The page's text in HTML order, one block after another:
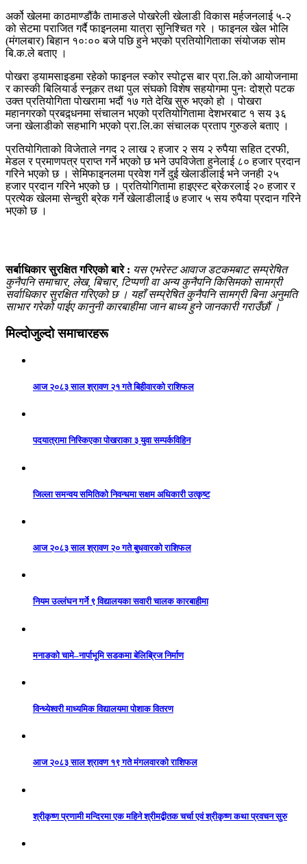
अर्को खेलमा काठमाण्डौंकै तामाङले पोखरेली खेलाडी विकास मर्हजनलाई ५-२
को सेटमा पराजित गर्दै फाइनलमा यात्रा सुनिश्चित गरे । फाइनल खेल भोलि
(मंगलबार) बिहान १०ः०० बजे पछि हुने भएको प्रतियोगिताका संयोजक सोम
बि.क.ले बताए ।
पोखरा ड्यामसाइडमा रहेको फाइनल स्कोर स्पोट्र्स बार प्रा.लि.को आयोजनामा
र कास्की बिलियार्ड स्नूकर तथा पुल संघको विशेष सहयोगमा पुनः दोश्रो पटक
उक्त प्रतियोगिता पोखरामा भदौं १७ गते देखि सुरु भएको हो । पोखरा
महानगरको प्रबद्र्धनमा संचालन भएको प्रतियोगितामा देशभरबाट १ सय ३६
जना खेलाडीको सहभागि भएको प्रा.लि.का संचालक प्रताप गुरुङले बताए ।
प्रतियोगिताको विजेताले नगद २ लाख २ हजार २ सय २ रुपैया सहित ट्रफी,
मेडल र प्रमाणपत्र प्राप्त गर्ने भएको छ भने उपविजेता हुनेलाई ८० हजार प्रदान
गरिने भएको छ । सेमिफाइनलमा प्रवेश गर्ने दुई खेलाडीलाई भने जनही २५
हजार प्रदान गरिने भएको छ । प्रतियोगितामा हाइएस्ट ब्रेकरलाई २० हजार र
प्रत्येक खेलमा सेन्चुरी ब्रेक गर्ने खेलाडीलाई ७ हजार ५ सय रुपैया प्रदान गरिने
भएको छ ।
सर्बाधिकार सुरक्षित गरिएको बारे : यस एभरेस्ट आवाज डटकमबाट सम्प्रेषित
कुनैपनि समाचार, लेख, बिचार, टिप्पणी वा अन्य कुनैपनि किसिमको सामग्री
सर्वाधिकार सुरक्षित गरिएको छ । यहाँ सम्प्रेषित कुनैपनि सामग्री बिना अनुमति
साभार गरेको पाईए कानुनी कारबाहीमा जान बाध्य हुने जानकारी गराउँछौं ।
मिल्दोजुल्दो समाचारहरू
आज २०८३ साल श्रावण २१ गते बिहीवारको राशिफल
पदयात्रामा निस्किएका पोखराका ३ युवा सम्पर्कविहिन
जिल्ला समन्वय समितिको निवन्धमा सक्षम अधिकारी उत्कृष्ट
आज २०८३ साल श्रावण २० गते बुधवारको राशिफल
नियम उल्लंघन गर्ने ९ विद्यालयका सवारी चालक कारबाहीमा
मनाङको चामे–नार्पाभूमि सडकमा बेलिब्रिज निर्माण
विन्ध्येश्वरी माध्यमिक विद्यालयमा पोशाक वितरण
आज २०८३ साल श्रावण १९ गते मंगलवारको राशिफल
श्रीकृष्ण प्रणामी मन्दिरमा एक महिने श्रीमद्बीतक चर्चा एवं श्रीकृष्ण कथा प्रवचन सुरु